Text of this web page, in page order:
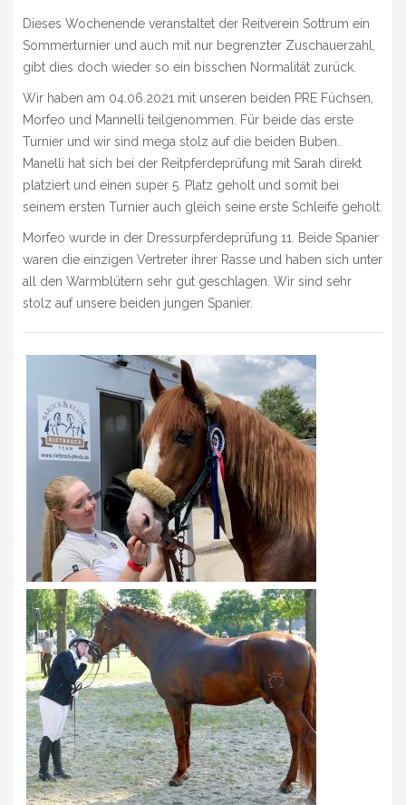
» EVENTS
Dieses Wochenende veranstaltet der Reitverein Sottrum ein
Sommerturnier und auch mit nur begrenzter Zuschauerzahl,
gibt dies doch wieder so ein bisschen Normalität zurück.
Wir haben am 04.06.2021 mit unseren beiden PRE Füchsen,
Morfeo und Mannelli teilgenommen. Für beide das erste
Turnier und wir sind mega stolz auf die beiden Buben.
Manelli hat sich bei der Reitpferdeprüfung mit Sarah direkt
platziert und einen super 5. Platz geholt und somit bei
seinem ersten Turnier auch gleich seine erste Schleife geholt.
Morfeo wurde in der Dressurpferdeprüfung 11. Beide Spanier
waren die einzigen Vertreter ihrer Rasse und haben sich unter
all den Warmblütern sehr gut geschlagen. Wir sind sehr
stolz auf unsere beiden jungen Spanier.